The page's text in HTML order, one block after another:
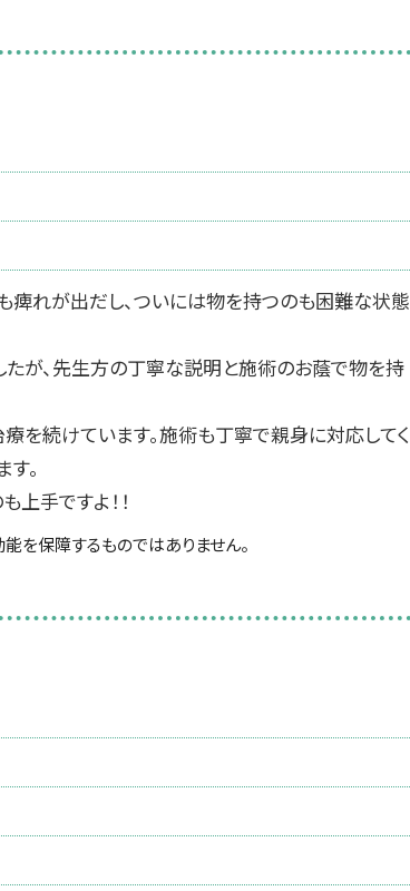
痺れが出だし、ついには物を持つのも困難な状態
が、先生方の丁寧な説明と施術のお蔭で物を持
療を続けています。施術も丁寧で親身に対応してく
。
上手ですよ！！
を保障するものではありません。